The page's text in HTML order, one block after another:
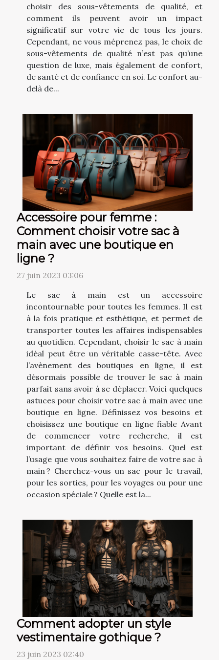
choisir des sous-vêtements de qualité, et
comment ils peuvent avoir un impact
significatif sur votre vie de tous les jours.
Cependant, ne vous méprenez pas, le choix de
sous-vêtements de qualité n’est pas qu’une
question de luxe, mais également de confort,
de santé et de confiance en soi. Le confort au-
delà de...
Accessoire pour femme :
Comment choisir votre sac à
main avec une boutique en
ligne ?
27 juin 2023 03:06
Le sac à main est un accessoire
incontournable pour toutes les femmes. Il est
à la fois pratique et esthétique, et permet de
transporter toutes les affaires indispensables
au quotidien. Cependant, choisir le sac à main
idéal peut être un véritable casse-tête. Avec
l’avènement des boutiques en ligne, il est
désormais possible de trouver le sac à main
parfait sans avoir à se déplacer. Voici quelques
astuces pour choisir votre sac à main avec une
boutique en ligne. Définissez vos besoins et
choisissez une boutique en ligne fiable Avant
de commencer votre recherche, il est
important de définir vos besoins. Quel est
l’usage que vous souhaitez faire de votre sac à
main ? Cherchez-vous un sac pour le travail,
pour les sorties, pour les voyages ou pour une
occasion spéciale ? Quelle est la...
Comment adopter un style
vestimentaire gothique ?
23 juin 2023 02:40